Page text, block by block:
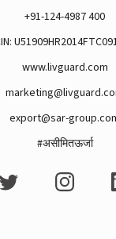
+91-124-4987 400
www.livguard.com
export@sar-
#असीमितऊर्जा